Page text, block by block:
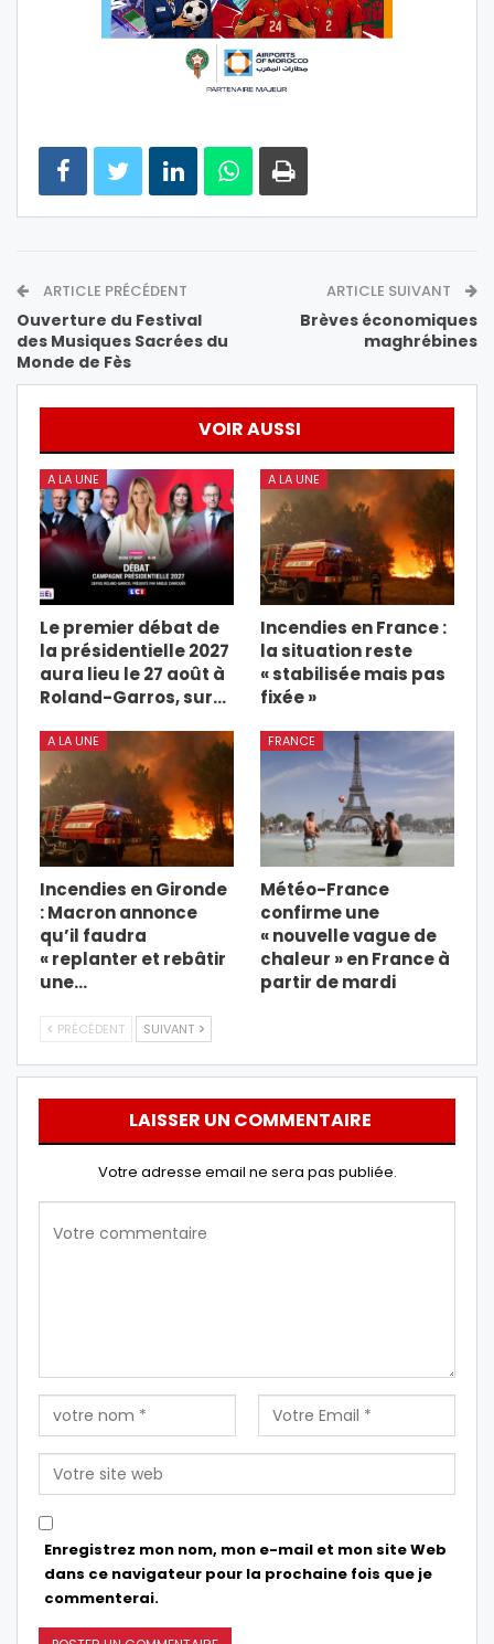
ARTICLE PRÉCÉDENT
Ouverture du Festival
des Musiques Sacrées du
Monde de Fès
ARTICLE SUIVANT
Brèves économiques
maghrébines
VOIR AUSSI
A LA UNE
Le premier débat de
la présidentielle 2027
aura lieu le 27 août à
Roland-Garros, sur…
A LA UNE
Incendies en France :
la situation reste
« stabilisée mais pas
fixée »
A LA UNE
Incendies en Gironde
: Macron annonce
qu’il faudra
« replanter et rebâtir
une…
FRANCE
Météo-France
confirme une
« nouvelle vague de
chaleur » en France à
partir de mardi
PRÉCÉDENT SUIVANT
LAISSER UN COMMENTAIRE
Votre adresse email ne sera pas publiée.
Enregistrez mon nom, mon e-mail et mon site Web
dans ce navigateur pour la prochaine fois que je
commenterai.